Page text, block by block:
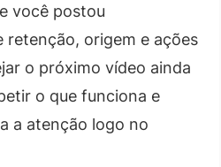
você postou
retenção, origem e ações
o próximo vídeo ainda
o que funciona e
a atenção logo no